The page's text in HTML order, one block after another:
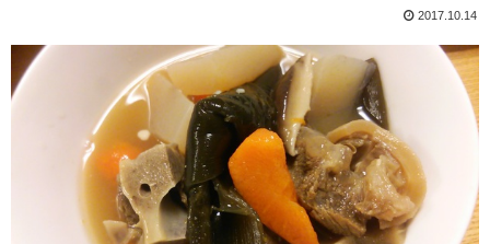
2017.10.14